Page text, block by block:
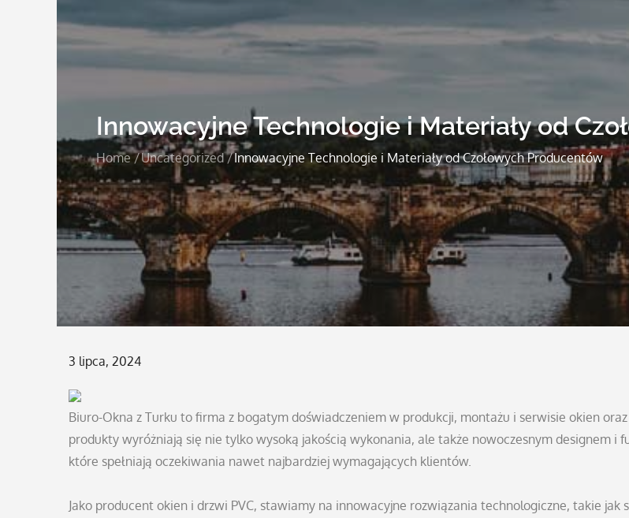
Innowacyjne Technologie i Materiały od
Home Uncategorized Innowacyjne Technologie i Materiały od Czołowych Producentów
Posted
3 lipca, 2024
Biuro-Okna z Turku to firma z bogatym doświadczeniem w produkcji, montażu i serwisie okien oraz
produkty wyróżniają się nie tylko wysoką jakością wykonania, ale także nowoczesnym designem i
które spełniają oczekiwania nawet najbardziej wymagających klientów.
Jako producent okien i drzwi PVC, stawiamy na innowacyjne rozwiązania technologiczne, takie jak